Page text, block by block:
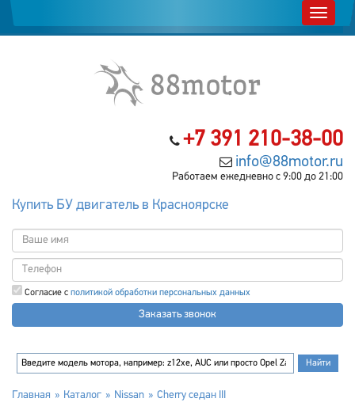
+7 391 210-38-00
info@88motor.ru
Работаем ежедневно с 9:00 до 21:00
Купить БУ двигатель в Красноярске
Согласие с политикой обработки персональных данных
Заказать звонок
Главная Каталог Nissan Cherry седан III